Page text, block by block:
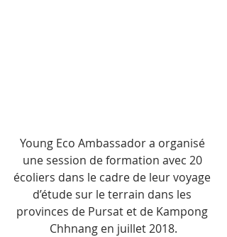
Young Eco Ambassador a organisé
une session de formation avec 20
écoliers dans le cadre de leur voyage
d’étude sur le terrain dans les
provinces de Pursat et de Kampong
Chhnang en juillet 2018.